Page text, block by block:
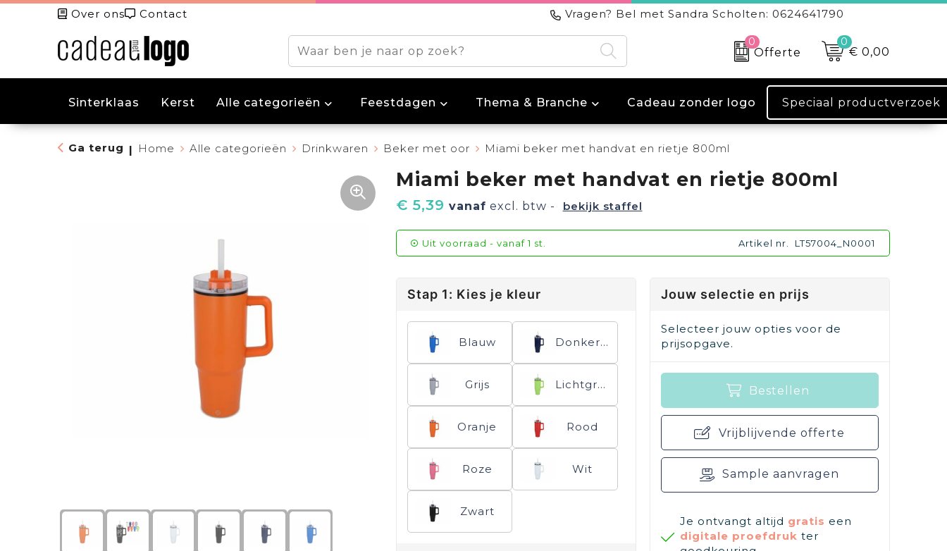
Over ons Contact Vragen? Bel met Sandra Scholten: 0624641790
0
Offerte
0
€ 0,00
Sinterklaas Kerst Alle categorieën Feestdagen Thema & Branche Cadeau zonder logo Speciaal productverzoek
Ga terug | Home Alle categorieën Drinkwaren Beker met oor Miami beker met handvat en rietje 800ml
Miami beker met handvat en rietje 800ml
€ 5,39 vanaf excl. btw - bekijk staffel
Uit voorraad - vanaf1 st. Artikel nr. LT57004_N0001
Stap 1: Kies je kleur
Blauw Donkerblauw
Grijs Lichtgroen
Oranje Rood
Roze Wit
Zwart
Jouw selectie en prijs
Selecteer jouw opties voor de
prijsopgave.
Bestellen
Vrijblijvende offerte
Sample aanvragen
Je ontvangt altijd gratis een
digitale proefdruk ter